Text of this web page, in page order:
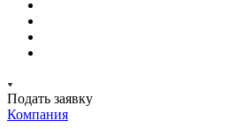
Подать заявку
Компания